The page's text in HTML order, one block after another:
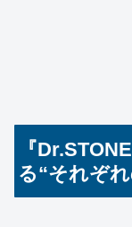
『
る“それぞ